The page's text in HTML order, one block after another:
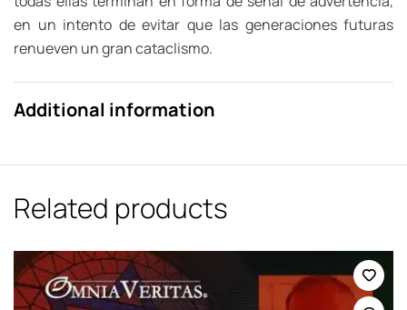
en un intento de evitar que las generaciones futuras
renueven un gran cataclismo.
Additional information
Related products